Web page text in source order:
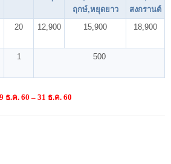
ฤกษ์,หยุดยาว
สงกรานต์
20 12,900 15,900 18,900
1 500
ธ.ค. 60 – 31 ธ.ค. 60